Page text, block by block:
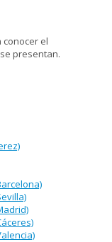
conocer el
presentan.